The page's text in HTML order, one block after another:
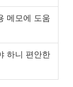
메모에 도움
하니 편안한